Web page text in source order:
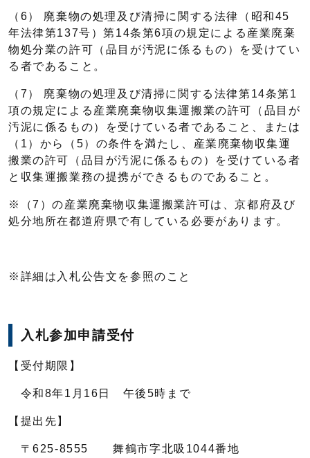
（6） 廃棄物の処理及び清掃に関する法律（昭和45
年法律第137号）第14条第6項の規定による産業廃棄
物処分業の許可（品目が汚泥に係るもの）を受けてい
る者であること。
（7） 廃棄物の処理及び清掃に関する法律第14条第1
項の規定による産業廃棄物収集運搬業の許可（品目が
汚泥に係るもの）を受けている者であること、または
（1）から（5）の条件を満たし、産業廃棄物収集運
搬業の許可（品目が汚泥に係るもの）を受けている者
と収集運搬業務の提携ができるものであること。
※（7）の産業廃棄物収集運搬業許可は、京都府及び
処分地所在都道府県で有している必要があります。
※詳細は入札公告文を参照のこと
入札参加申請受付
【受付期限】
令和8年1月16日 午後5時まで
【提出先】
〒625-8555 舞鶴市字北吸1044番地